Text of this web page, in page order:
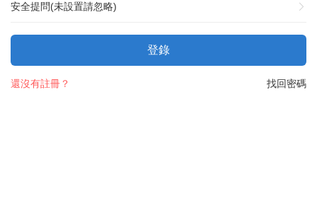
安全提問(未設置請忽略)
登錄
找回密碼
還沒有註冊？